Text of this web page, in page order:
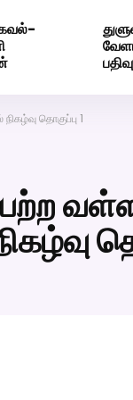
தொகுப்பு 1
வீட்டாருக்கு